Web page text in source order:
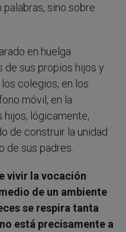
palabras, sino sobre
en huelga
de sus propios hijos y
colegios, en los
móvil, en la
hijos, lógicamente,
de construir la unidad
de sus padres.
vivir la vocación
de un ambiente
se respira tanta
está precisamente a